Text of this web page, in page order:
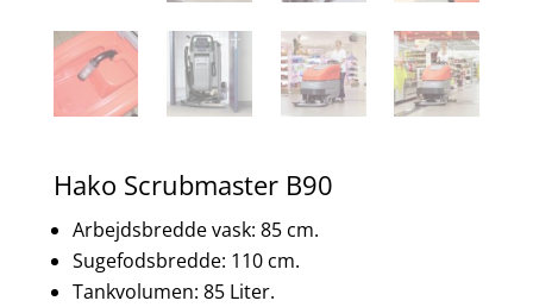
Hako Scrubmaster B90
Arbejdsbredde vask: 85 cm.
Sugefodsbredde: 110 cm.
Tankvolumen: 85 Liter.